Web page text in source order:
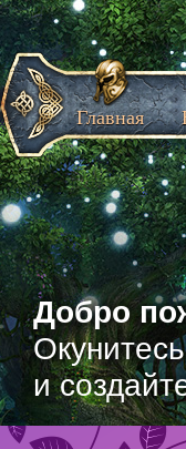
Добро
и
Главная